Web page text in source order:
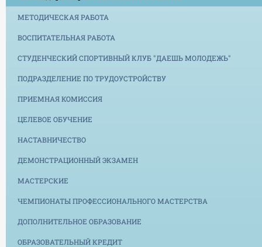
МЕТОДИЧЕСКАЯ РАБОТА
ВОСПИТАТЕЛЬНАЯ РАБОТА
СТУДЕНЧЕСКИЙ СПОРТИВНЫЙ КЛУБ "ДАЕШЬ МОЛОДЕЖЬ"
ПОДРАЗДЕЛЕНИЕ ПО ТРУДОУСТРОЙСТВУ
ПРИЕМНАЯ КОМИССИЯ
ЦЕЛЕВОЕ ОБУЧЕНИЕ
НАСТАВНИЧЕСТВО
ДЕМОНСТРАЦИОННЫЙ ЭКЗАМЕН
МАСТЕРСКИЕ
ЧЕМПИОНАТЫ ПРОФЕССИОНАЛЬНОГО МАСТЕРСТВА
ДОПОЛНИТЕЛЬНОЕ ОБРАЗОВАНИЕ
ОБРАЗОВАТЕЛЬНЫЙ КРЕДИТ